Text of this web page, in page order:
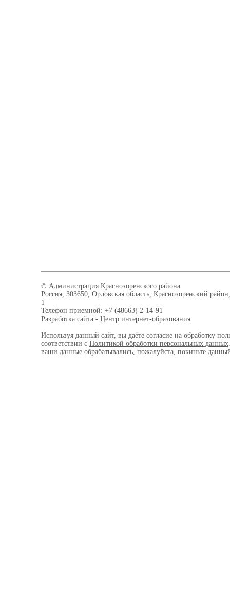
© Администрация Краснозоренского района
Россия, 303650, Орловская область, Краснозоренский
1
Телефон приемной: +7 (48663) 2-14-91
Разработка сайта - Центр интернет-образования
Используя данный сайт, вы даёте согласие на обработку
соответствии с Политикой обработки персональных данных
ваши данные обрабатывались, пожалуйста, покиньте